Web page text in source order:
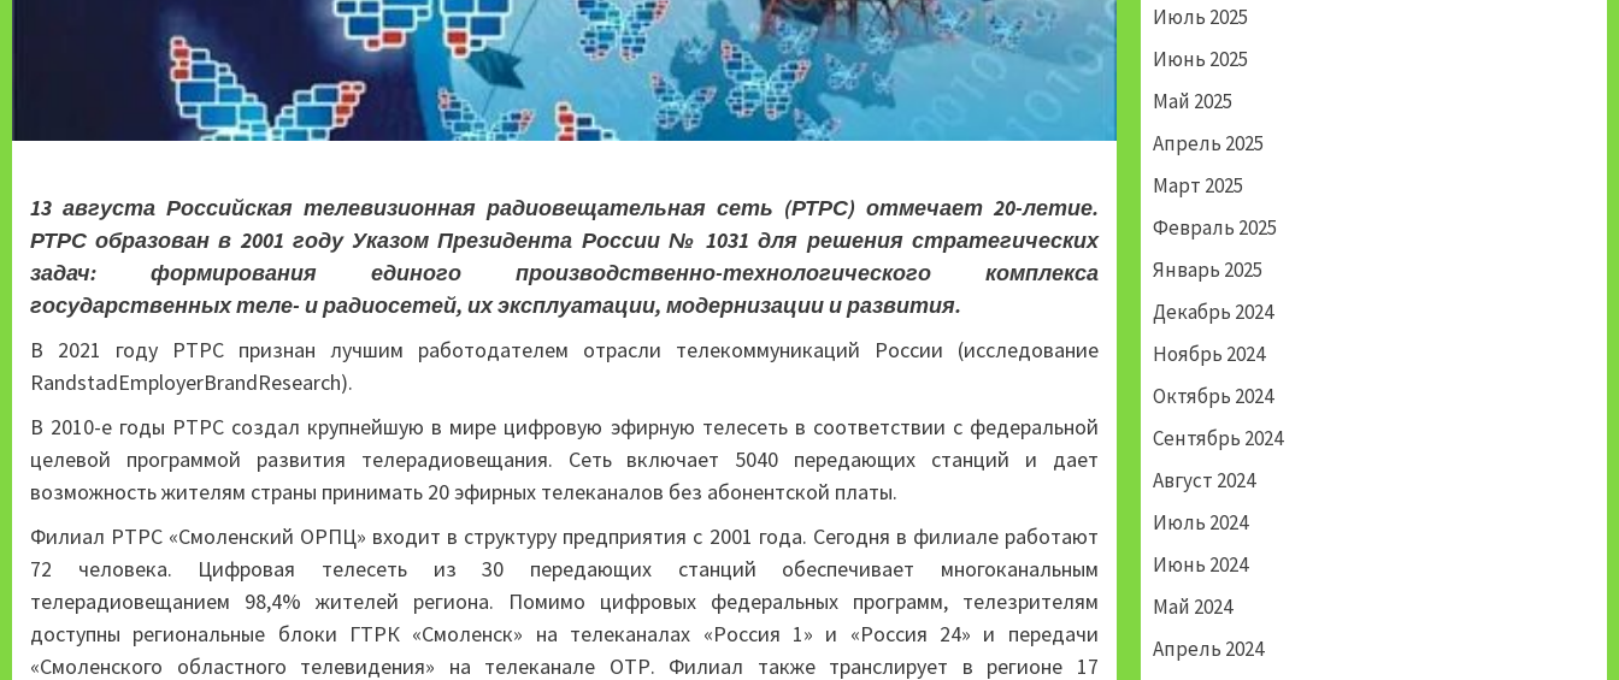
13 августа Российская телевизионная радиовещательная сеть (РТРС) отмечает 20-летие.
РТРС образован в 2001 году Указом Президента России № 1031 для решения стратегических
задач: формирования единого производственно-технологического комплекса
государственных теле- и радиосетей, их эксплуатации, модернизации и развития.
В 2021 году РТРС признан лучшим работодателем отрасли телекоммуникаций России (исследование
RandstadEmployerBrandResearch).
В 2010-е годы РТРС создал крупнейшую в мире цифровую эфирную телесеть в соответствии с федеральной
целевой программой развития телерадиовещания. Сеть включает 5040 передающих станций и дает
возможность жителям страны принимать 20 эфирных телеканалов без абонентской платы.
Филиал РТРС «Смоленский ОРПЦ» входит в структуру предприятия с 2001 года. Сегодня в филиале работают
72 человека. Цифровая телесеть из 30 передающих станций обеспечивает многоканальным
телерадиовещанием 98,4% жителей региона. Помимо цифровых федеральных программ, телезрителям
доступны региональные блоки ГТРК «Смоленск» на телеканалах «Россия 1» и «Россия 24» и передачи
«Смоленского областного телевидения» на телеканале ОТР. Филиал также транслирует в регионе 17
Июль 2025
Июнь 2025
Май 2025
Апрель 2025
Март 2025
Февраль 2025
Январь 2025
Декабрь 2024
Ноябрь 2024
Октябрь 2024
Сентябрь 2024
Август 2024
Июль 2024
Июнь 2024
Май 2024
Апрель 2024